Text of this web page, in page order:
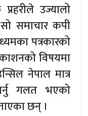
उज्यालो
समाचार कपी
पत्रकारको
विषयमा
नेपाल मात्र
गलत भएको
छन् ।